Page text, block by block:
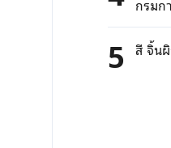
กรมก
คอมมิ
5 สี จิ้น